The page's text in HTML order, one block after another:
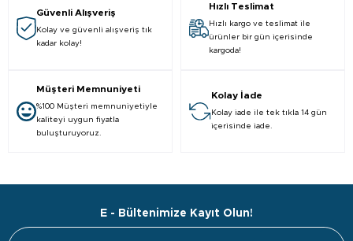
Güvenli Alışveriş
Kolay ve güvenli alışveriş tık
kadar kolay!
Hızlı Teslimat
Hızlı kargo ve teslimat ile
ürünler bir gün içerisinde
kargoda!
Müşteri Memnuniyeti
%100 Müşteri memnuniyetiyle
kaliteyi uygun fiyatla
buluşturuyoruz.
Kolay İade
Kolay iade ile tek tıkla 14 gün
içerisinde iade.
E - Bültenimize Kayıt Olun!